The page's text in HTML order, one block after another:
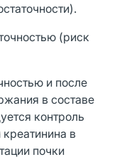
(риск
и после
в составе
контроль
в
почки